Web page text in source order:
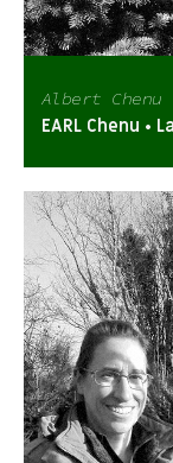
Albert Chenu
EARL Chenu •